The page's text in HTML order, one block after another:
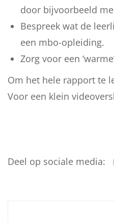
door bijvoorbeeld
Bespreek wat de
een mbo-opleiding.
Zorg voor een
Om het hele rapport te
Voor een klein
Deel op sociale media: